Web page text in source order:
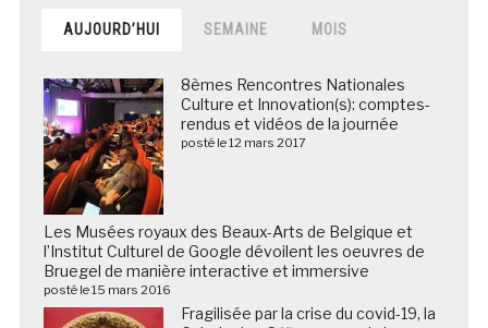
AUJOURD’HUI SEMAINE MOIS
8èmes Rencontres Nationales
Culture et Innovation(s): comptes-
rendus et vidéos de la journée
posté le 12 mars 2017
Les Musées royaux des Beaux-Arts de Belgique et
l’Institut Culturel de Google dévoilent les oeuvres de
Bruegel de manière interactive et immersive
posté le 15 mars 2016
Fragilisée par la crise du covid-19, la